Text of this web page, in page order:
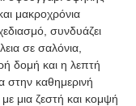
μακροχρόνια
συνδυάζει
σε σαλόνια,
δομή και η λεπτή
στην καθημερινή
μια ζεστή και κομψή